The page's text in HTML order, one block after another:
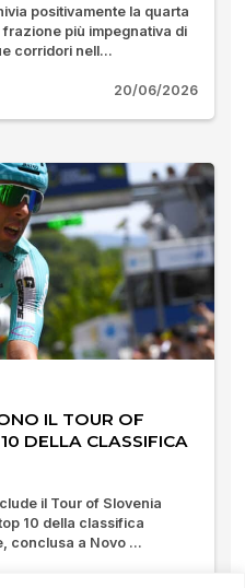
positivamente la quarta
più impegnativa di
corridori nell...
20/06/2026
IL TOUR OF
DELLA CLASSIFICA
il Tour of Slovenia
10 della classifica
conclusa a Novo ...